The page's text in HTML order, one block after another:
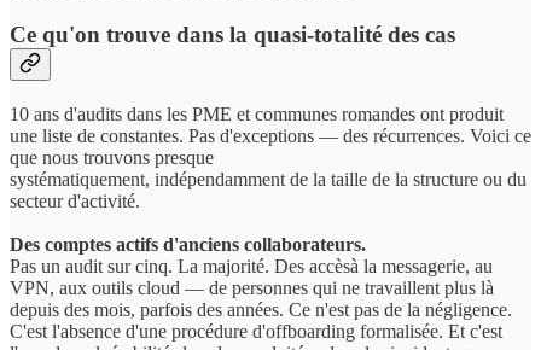
Ce qu'on trouve dans la quasi-totalité des cas
10 ans d'audits dans les PME et communes romandes ont produit
une liste de constantes. Pas d'exceptions — des récurrences. Voici ce
que nous trouvons presque
systématiquement, indépendamment de la taille de la structure ou du
secteur d'activité.
Des comptes actifs d'anciens collaborateurs.
Pas un audit sur cinq. La majorité. Des accèsà la messagerie, au
VPN, aux outils cloud — de personnes qui ne travaillent plus là
depuis des mois, parfois des années. Ce n'est pas de la négligence.
C'est l'absence d'une procédure d'offboarding formalisée. Et c'est